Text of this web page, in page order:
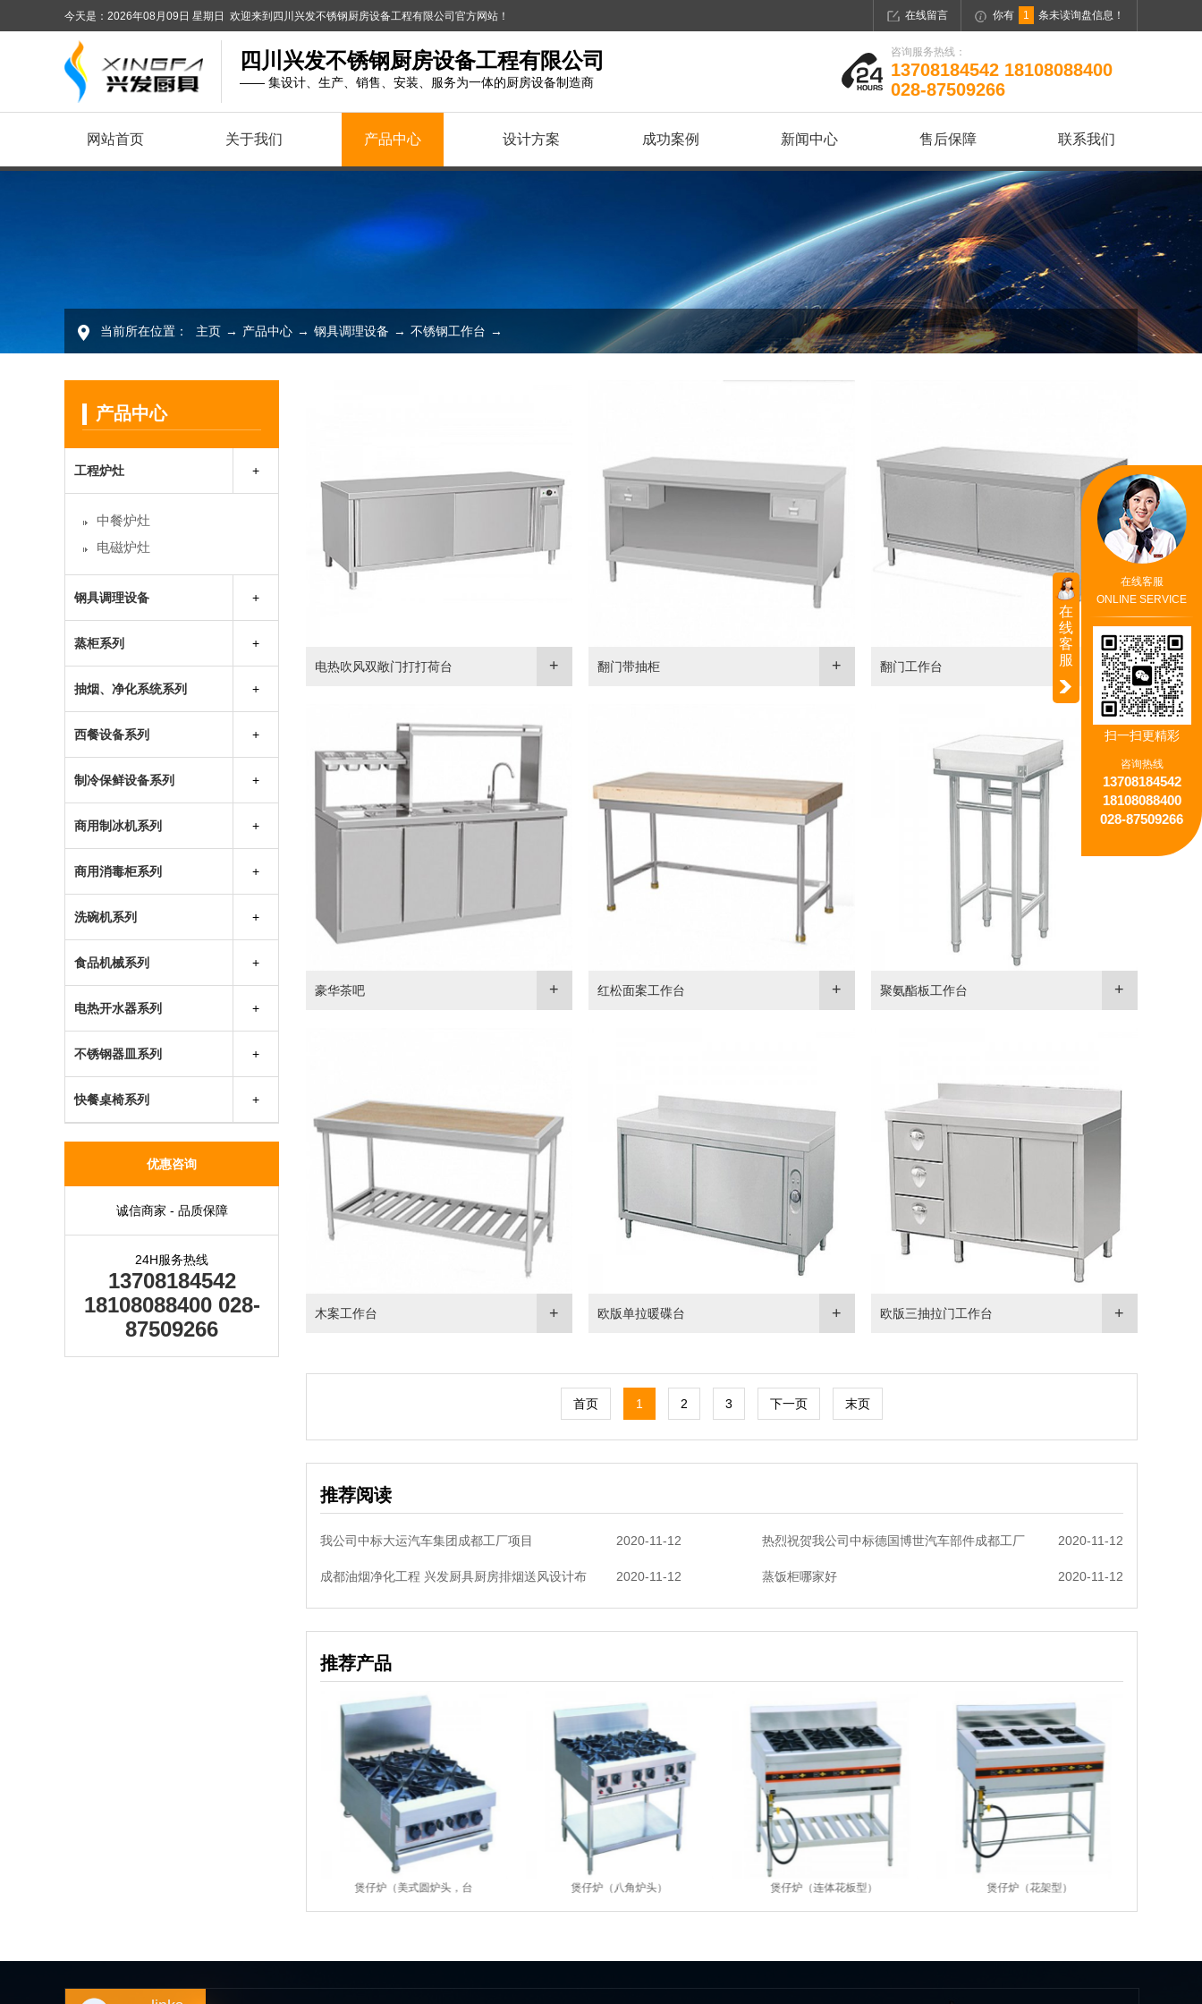
在
线
客
服
在线客服
ONLINE SERVICE
扫一扫更精彩
咨询热线
13708184542
18108088400
028-87509266
今天是：2026年08月09日 星期日 欢迎来到四川兴发不锈钢厨房设备工程有限公司官方网站！ 你有 1 条未读询盘信息！
在线留言
四川兴发不锈钢厨房设备工程有限公司
—— 集设计、生产、销售、安装、服务为一体的厨房设备制造商
咨询服务热线：
13708184542 18108088400
028-87509266
网站首页 关于我们 产品中心 设计方案 成功案例 新闻中心 售后保障 联系我们
当前所在位置： 主页 → 产品中心 → 钢具调理设备 → 不锈钢工作台 →
产品中心
工程炉灶
中餐炉灶
电磁炉灶
钢具调理设备
保温保鲜售饭台
不锈钢储物柜系列
不锈钢吊柜系列
不锈钢工作台
厨房多功能车
蒸柜系列
蒸饭柜
万能蒸烤箱
抽烟、净化系统系列
不锈钢烟罩
抽排风柜
西餐设备系列
制冷保鲜设备系列
商用制冰机系列
万利多制冰机
成云制冰机
胜野制冰机
银都制冰机
商用消毒柜系列
兴发热风循环消毒柜
洗碗机系列
食品机械系列
电热开水器系列
不锈钢器皿系列
快餐桌椅系列
优惠咨询
诚信商家 - 品质保障
24H服务热线
13708184542
18108088400 028-
87509266
电热吹风双敞门打打荷台 翻门带抽柜 翻门工作台
豪华茶吧 红松面案工作台 聚氨酯板工作台
木案工作台 欧版单拉暖碟台 欧版三抽拉门工作台
首页 1 2 3 下一页 末页
推荐阅读
我公司中标大运汽车集团成都工厂项目 2020-11-12 热烈祝贺我公司中标德国博世汽车部件成都工厂 2020-11-12
成都油烟净化工程 兴发厨具厨房排烟送风设计布 2020-11-12 蒸饭柜哪家好 2020-11-12
推荐产品
煲仔炉（美式圆炉头，台 煲仔炉（八角炉头） 煲仔炉（连体花板型） 煲仔炉（花架型）